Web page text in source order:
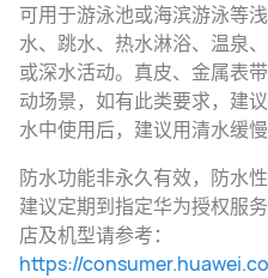
可用于游泳池或海滨游泳等
水、跳水、热水淋浴、温泉
或深水活动。真皮、金属表
动场景，如有此类要求，建
水中使用后，建议用清水缓慢
防水功能非永久有效，防水
建议定期到指定华为授权服
店及机型请参考：
https://